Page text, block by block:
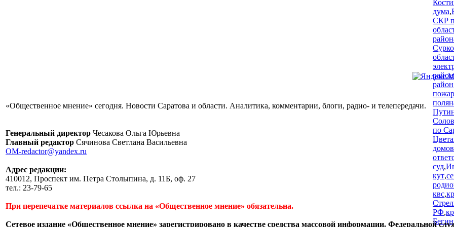
дума,
СКР
район
район
по
домов
суд,
кут,
квс,
РФ,
«Общественное мнение» сегодня. Новости Саратова и области. Аналитика, комментарии, блоги, радио- и телепередачи.
Генеральный директор Чесакова Ольга Юрьевна
Главный редактор Сячинова Светлана Васильевна
OM-redactor@yandex.ru
Адрес редакции:
410012, Проспект им. Петра Столыпина, д. 11Б, оф. 27
тел.: 23-79-65
При перепечатке материалов ссылка на «Общественное мнение» обязательна.
Сетевое издание «Общественное мнение» зарегистрировано в качестве средства массовой информации. Федеральной